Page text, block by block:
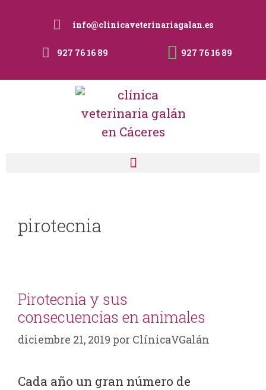
info@clinicaveterinariagalan.es
927 76 16 89 927 76 16 89
pirotecnia
Pirotecnia y sus
consecuencias en animales
diciembre 21, 2019 por ClínicaVGalán
Cada año un gran número de